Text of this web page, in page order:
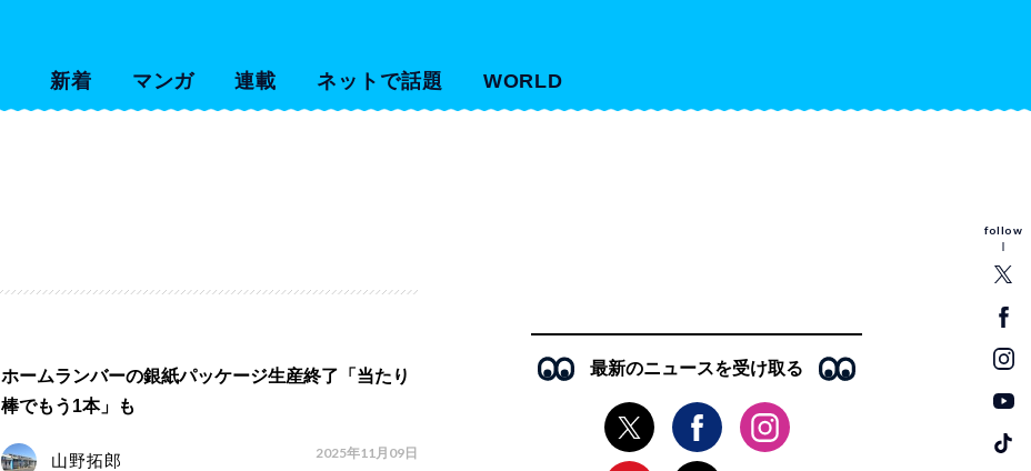
新着 マンガ 連載 ネットで話題 WORLD
follow
ホームランバーの銀紙パッケージ生産終了「当たり
棒でもう1本」も
山野拓郎 2025年11月09日
最新のニュースを受け取る